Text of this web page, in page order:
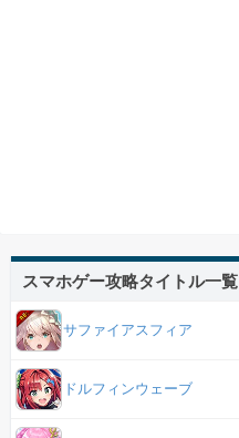
スマホゲー攻略タイトル一覧
サファイアスフィア
ドルフィンウェーブ